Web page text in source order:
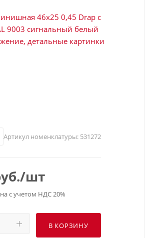
Артикул номенклатуры: 531272
/шт
с учетом НДС 20%
В КОРЗИНУ